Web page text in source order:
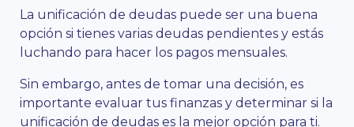
La unificación de deudas puede ser una buena
opción si tienes varias deudas pendientes y estás
luchando para hacer los pagos mensuales.
Sin embargo, antes de tomar una decisión, es
importante evaluar tus finanzas y determinar si la
unificación de deudas es la mejor opción para ti.